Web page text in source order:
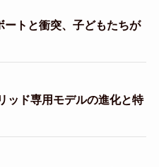
トと衝突、子どもたちが
ッド専用モデルの進化と特